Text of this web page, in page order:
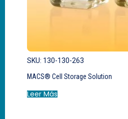
SKU: 130-130-263
MACS® Cell Storage Solution
Leer Más